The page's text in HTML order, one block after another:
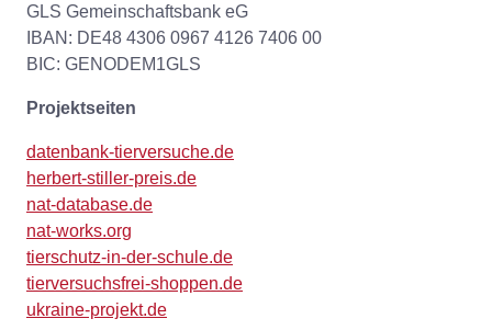
GLS Gemeinschaftsbank eG
IBAN: DE48 4306 0967 4126 7406 00
BIC: GENODEM1GLS
Projektseiten
datenbank-tierversuche.de
herbert-stiller-preis.de
nat-database.de
nat-works.org
tierschutz-in-der-schule.de
tierversuchsfrei-shoppen.de
ukraine-projekt.de